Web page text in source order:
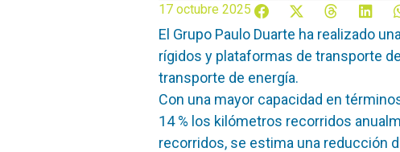
17 octubre 2025
El Grupo Paulo Duarte ha realizado
rígidos y plataformas de transporte
transporte de energía.
Con una mayor capacidad en
14 % los kilómetros recorridos
recorridos, se estima una reducción